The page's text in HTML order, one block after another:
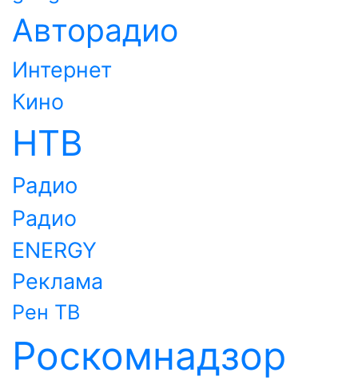
Авторадио
Интернет
Кино
НТВ
Радио
Радио
ENERGY
Реклама
Рен ТВ
Роскомнадзор